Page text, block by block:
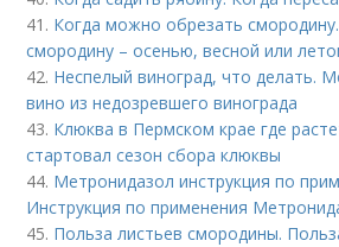
41. Когда можно обрезать
смородину – осенью, весной или
42. Неспелый виноград, что делать.
вино из недозревшего винограда
43. Клюква в Пермском крае где
стартовал сезон сбора клюквы
44. Метронидазол инструкция по
Инструкция по применения
45. Польза листьев смородины.